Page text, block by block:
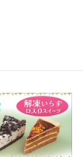
、その他）
め）、液
スタード、
漬け、水あ
、レモン果